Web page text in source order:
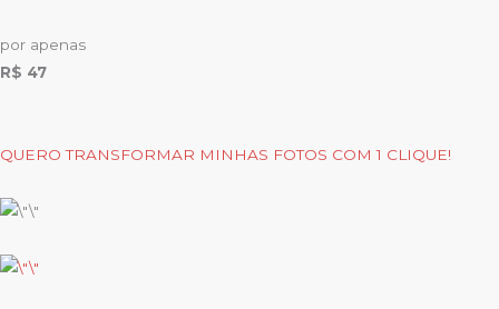
por apenas
R$ 47
QUERO TRANSFORMAR MINHAS FOTOS COM 1 CLIQUE!